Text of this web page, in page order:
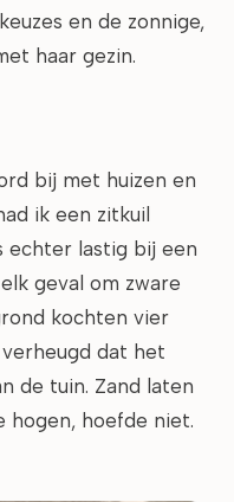
en de zonnige,
haar gezin.
bij met huizen en
ik een zitkuil
echter lastig bij een
geval om zware
kochten vier
dat het
de tuin. Zand laten
hogen, hoefde niet.